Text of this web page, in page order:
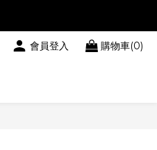
會員登入 購物車(0)